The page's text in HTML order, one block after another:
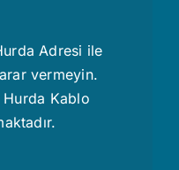
Adresi ile
vermeyin.
Hurda Kablo